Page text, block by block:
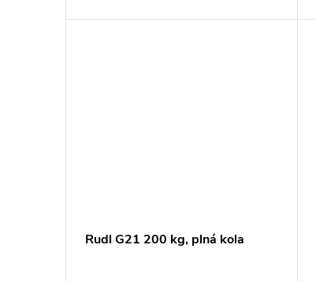
k
Rudl G21 200 kg, plná kola